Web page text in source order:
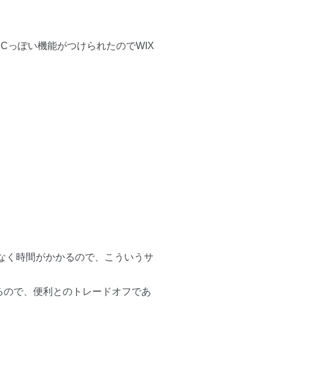
っぽい機能がつけられたのでWIX
く時間がかかるので、こういうサ
で、便利とのトレードオフであ